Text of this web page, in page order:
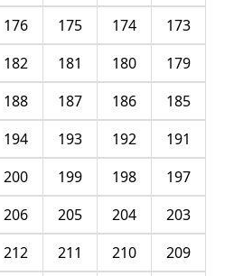
173
174
175
176
179
180
181
182
185
186
187
188
191
192
193
194
197
198
199
200
203
204
205
206
209
210
211
212